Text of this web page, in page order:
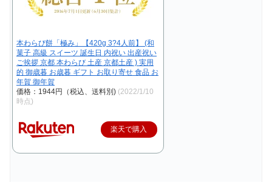
本わらび餅「極み」【420g 3?4人前】 (和
菓子 高級 スイーツ 誕生日 内祝い 出産祝い
ご挨拶 京都 本わらび 土産 京都土産 ) 実用
的 御歳暮 お歳暮 ギフト お取り寄せ 食品 お
年賀 御年賀
価格：1944円（税込、送料別) (2022/1/10
時点)
楽天で購入